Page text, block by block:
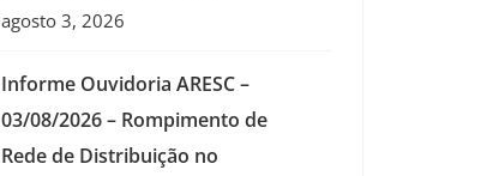
agosto 3, 2026
Informe Ouvidoria ARESC –
03/08/2026 – Rompimento de
Rede de Distribuição no